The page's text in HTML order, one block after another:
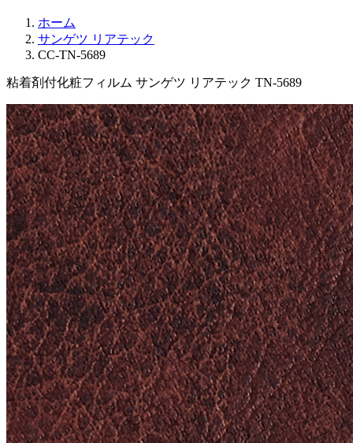
ホーム
サンゲツ リアテック
CC-TN-5689
粘着剤付化粧フィルム サンゲツ リアテック TN-5689